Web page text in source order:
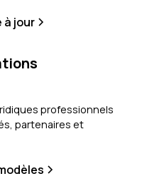
à jour
professionnels
partenaires et